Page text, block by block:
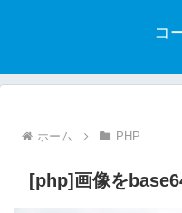
コ
ホーム PHP
[php]画像を